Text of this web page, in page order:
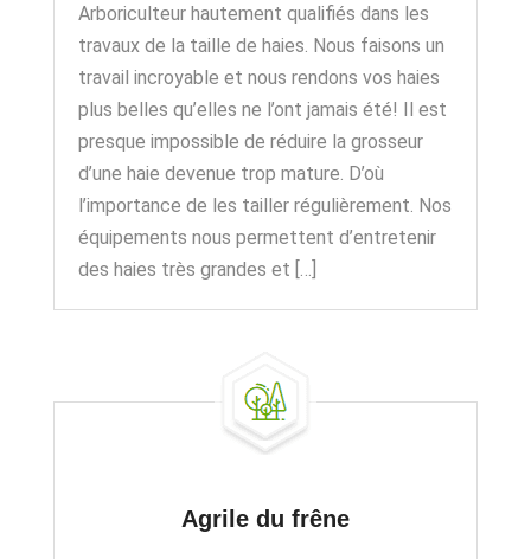
Arboriculteur hautement qualifiés dans les
travaux de la taille de haies. Nous faisons un
travail incroyable et nous rendons vos haies
plus belles qu’elles ne l’ont jamais été! Il est
presque impossible de réduire la grosseur
d’une haie devenue trop mature. D’où
l’importance de les tailler régulièrement. Nos
équipements nous permettent d’entretenir
des haies très grandes et […]
Agrile du frêne